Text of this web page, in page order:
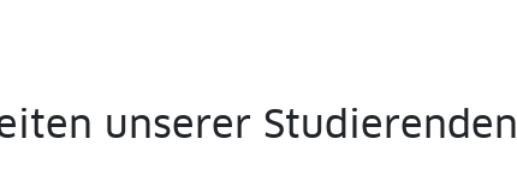
unserer Studierenden